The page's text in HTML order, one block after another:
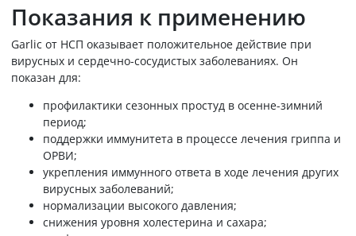
Показания к применению
Garlic от НСП оказывает положительное действие при
вирусных и сердечно-сосудистых заболеваниях. Он
показан для:
профилактики сезонных простуд в осенне-зимний
период;
поддержки иммунитета в процессе лечения гриппа и
ОРВИ;
укрепления иммунного ответа в ходе лечения других
вирусных заболеваний;
нормализации высокого давления;
снижения уровня холестерина и сахара;